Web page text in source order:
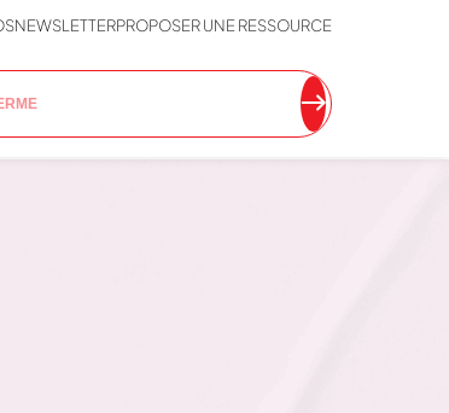
NEWSLETTERPROPOSER UNE RESSOURCE